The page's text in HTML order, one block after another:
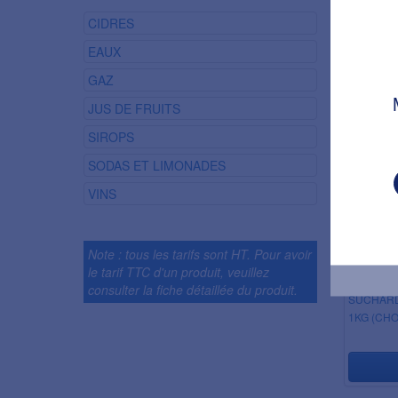
CIDRES
EAUX
GAZ
JUS DE FRUITS
SIROPS
SODAS ET LIMONADES
VINS
Note : tous les tarifs sont HT. Pour avoir
le tarif TTC d'un produit, veuillez
consulter la fiche détaillée du produit.
1KG